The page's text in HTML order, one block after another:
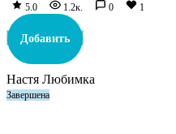
5.0 1.2к. 0 1
Добавить
Настя Любимка
Завершена